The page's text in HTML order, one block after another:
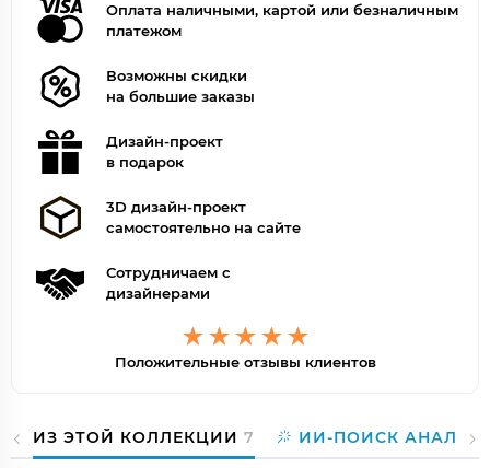
Оплата наличными, картой или безналичным
платежом
Возможны скидки
на большие заказы
Дизайн-проект
в подарок
3D дизайн-проект
самостоятельно на сайте
Сотрудничаем с
дизайнерами
Положительные отзывы клиентов
ИЗ ЭТОЙ КОЛЛЕКЦИИ 7 ИИ-ПОИСК